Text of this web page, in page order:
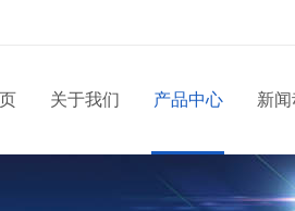
关于我们 产品中心 新